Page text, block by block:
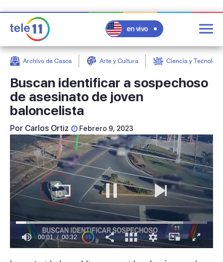
en vivo
Archivo de Casos Arte y Cultura Ciencia y
Buscan identificar a sospechoso
de asesinato de joven
baloncelista
Por Carlos Ortiz Febrero 9, 2023
of
00:01 00:32
post